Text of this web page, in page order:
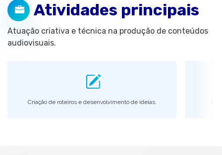
Atividades principais
Atuação criativa e técnica na produção de conteúdos
audiovisuais.
Criação de roteiros e desenvolvimento de ideias.